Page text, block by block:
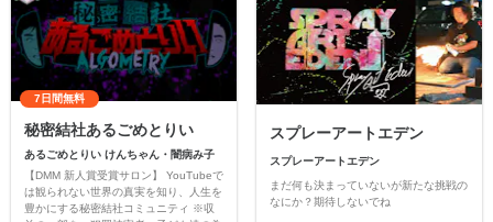
7日間無料
秘密結社あるごめとりい
あるごめとりい けんちゃん・闇病み子
【DMM 新人賞受賞サロン】 YouTubeで
は観られない世界の真実を知り、人生を
豊かにする秘密結社コミュニティ ※収
スプレーアートエデン
スプレーアートエデン
まだ何も決まっていないが新たな挑戦の
なにか？期待しないでね